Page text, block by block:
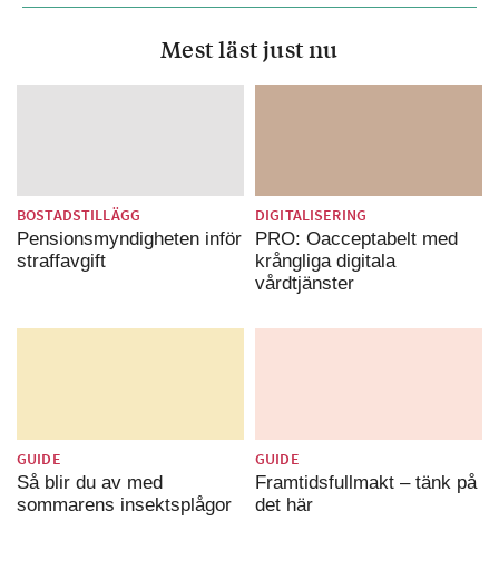
Mest läst just nu
BOSTADSTILLÄGG
Pensionsmyndigheten inför
straffavgift
DIGITALISERING
PRO: Oacceptabelt med
krångliga digitala
vårdtjänster
GUIDE
Så blir du av med
sommarens insektsplågor
GUIDE
Framtidsfullmakt – tänk på
det här